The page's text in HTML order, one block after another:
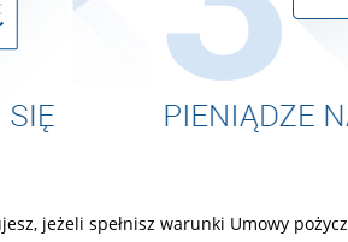
jeżeli spełnisz warunki Umowy